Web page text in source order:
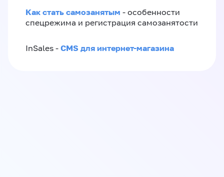
Как стать самозанятым - особенности
спецрежима и регистрация самозанятости
InSales - CMS для интернет-магазина